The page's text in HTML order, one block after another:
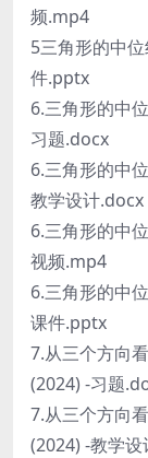
频.mp4
5三角形的中
件.pptx
6.三角形的中
习题.docx
6.三角形的中
教学设计.docx
6.三角形的中
视频.mp4
6.三角形的中
课件.pptx
7.从三个方向
(2024) -习题
7.从三个方向
(2024) -教学